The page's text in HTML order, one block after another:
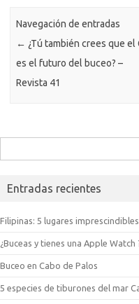
Navegación de entradas
← ¿Tú también crees que el
es el futuro del buceo? –
Revista 41
Entradas recientes
Filipinas: 5 lugares
¿Buceas y tienes una Apple
Buceo en Cabo de Palos
5 especies de tiburones del mar